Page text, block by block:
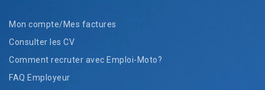
Mon compte/Mes factures
Consulter les CV
Comment recruter avec Emploi-Moto?
FAQ Employeur